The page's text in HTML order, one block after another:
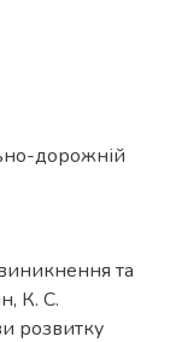
дорожній
та
К. С.
розвитку